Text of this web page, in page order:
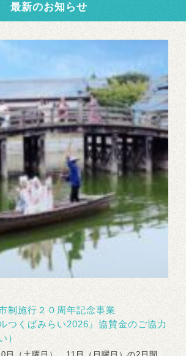
最新のお知らせ
制施行２０周年記念事業
つくばみらい2026』協賛金のご協力
）